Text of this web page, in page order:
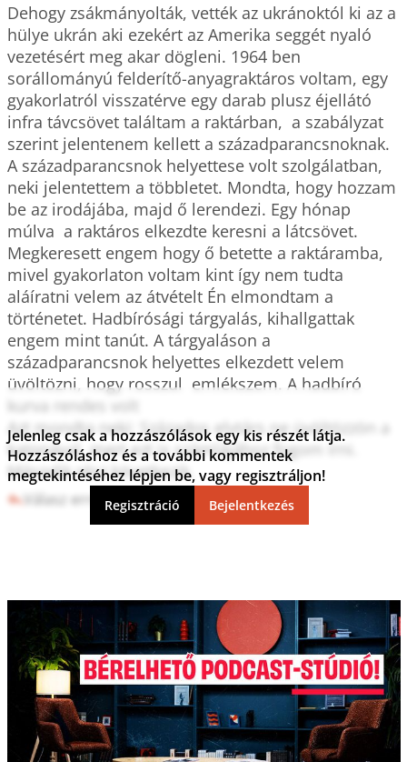
Dehogy zsákmányolták, vették az ukránoktól ki az a
hülye ukrán aki ezekért az Amerika seggét nyaló
vezetésért meg akar dögleni. 1964 ben
sorállományú felderítő-anyagraktáros voltam, egy
gyakorlatról visszatérve egy darab plusz éjellátó
infra távcsövet találtam a raktárban,  a szabályzat
szerint jelentenem kellett a századparancsnoknak.
A századparancsnok helyettese volt szolgálatban,
neki jelentettem a többletet. Mondta, hogy hozzam
be az irodájába, majd ő lerendezi. Egy hónap
múlva  a raktáros elkezdte keresni a látcsövet.
Megkeresett engem hogy ő betette a raktáramba,
mivel gyakorlaton voltam kint így nem tudta
aláíratni velem az átvételt Én elmondtam a
történetet. Hadbírósági tárgyalás, kihallgattak
engem mint tanút. A tárgyaláson a
századparancsnok helyettes elkezdett velem
üvöltözni, hogy rosszul  emlékszem. A hadbíró
kurva rendes volt
Azt mondta neki: Százados elvtárs ne üvöltözzön a
katonával, mert ezt is számlájához fogom írni.
Második rész következik.
Válasz erre 5 0
Jelenleg csak a hozzászólások egy kis részét látja.
Hozzászóláshoz és a további kommentek
megtekintéséhez lépjen be, vagy regisztráljon!
Regisztráció Bejelentkezés